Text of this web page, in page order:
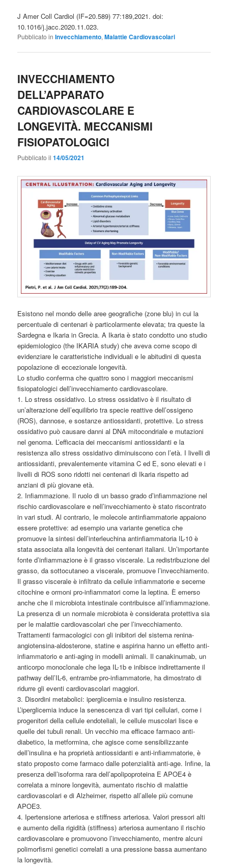
J Amer Coll Cardiol (IF=20.589) 77:189,2021. doi:
10.1016/j.jacc.2020.11.023.
Pubblicato in Invecchiamento,Malattie Cardiovascolari
INVECCHIAMENTO
DELL’APPARATO
CARDIOVASCOLARE E
LONGEVITÀ. MECCANISMI
FISIOPATOLOGICI
Pubblicato il14/05/2021
Esistono nel mondo delle aree geografiche (zone blu) in cui la
percentuale di centenari è particolarmente elevata; tra queste la
Sardegna e Ikaria in Grecia. A Ikaria è stato condotto uno studio
epidemiologico (the IKARIA study) che aveva come scopo di
evidenziare le caratteristiche individuali e le abitudini di questa
popolazione di eccezionale longevità.
Lo studio conferma che quattro sono i maggiori meccanismi
fisiopatologici dell’invecchiamento cardiovascolare.
1. Lo stress ossidativo. Lo stress ossidativo è il risultato di
un’alterazione dell’equilibrio tra specie reattive dell’ossigeno
(ROS), dannose, e sostanze antiossidanti, protettive. Lo stress
ossidativo può causare danni al DNA mitocondriale e mutazioni
nel genoma. L’efficacia dei meccanismi antiossidanti e la
resistenza allo stress ossidativo diminuiscono con l’età. I livelli di
antiossidanti, prevalentemente vitamina C ed E, sono elevati e i
livelli di ROS sono ridotti nei centenari di Ikaria rispetto ad
anziani di più giovane età.
2. Infiammazione. Il ruolo di un basso grado d’infiammazione nel
rischio cardiovascolare e nell’invecchiamento è stato riscontrato
in vari studi. Al contrario, le molecole antinfiammatorie appaiono
essere protettive: ad esempio una variante genetica che
promuove la sintesi dell’interleuchina antinfiammatoria IL-10 è
stata associata alla longevità dei centenari italiani. Un’importante
fonte d’infiammazione è il grasso viscerale. La redistribuzione del
grasso, da sottocutaneo a viscerale, promuove l’invecchiamento.
Il grasso viscerale è infiltrato da cellule infiammatorie e secerne
citochine e ormoni pro-infiammatori come la leptina. È emerso
anche che il microbiota intestinale contribuisce all’infiammazione.
La presenza di un normale microbiota è considerata protettiva sia
per le malattie cardiovascolari che per l’invecchiamento.
Trattamenti farmacologici con gli inibitori del sistema renina-
angiotensina-aldosterone, statine e aspirina hanno un effetto anti-
infiammatorio e anti-aging in modelli animali. Il canakinumab, un
anticorpo monoclonale che lega IL-1b e inibisce indirettamente il
pathway dell’IL-6, entrambe pro-infiammatorie, ha dimostrato di
ridurre gli eventi cardiovascolari maggiori.
3. Disordini metabolici: iperglicemia e insulino resistenza.
L’iperglicemia induce la senescenza di vari tipi cellulari, come i
progenitori della cellule endoteliali, le cellule muscolari lisce e
quelle dei tubuli renali. Un vecchio ma efficace farmaco anti-
diabetico, la metformina, che agisce come sensibilizzante
dell’insulina e ha proprietà antiossidanti e anti-infiammatorie, è
stato proposto come farmaco dalle potenzialità anti-age. Infine, la
presenza dell’isoforma rara dell’apolipoproteina E APOE4 è
correlata a minore longevità, aumentato rischio di malattie
cardiovascolari e di Alzheimer, rispetto all’allele più comune
APOE3.
4. Ipertensione arteriosa e stiffness arteriosa. Valori pressori alti
e aumento della rigidità (stiffness) arteriosa aumentano il rischio
cardiovascolare e promuovono l’invecchiamento, mentre alcuni
polimorfismi genetici correlati a una pressione bassa aumentano
la longevità.